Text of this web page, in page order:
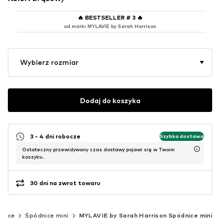
🔥 BESTSELLER # 3🔥
od marki MYLAVIE by Sarah Harrison
Wybierz rozmiar
Dodaj do koszyka
3 - 4 dni robocze Szybka dostawa
Ostateczny przewidywany czas dostawy pojawi się w Twoim
koszyku.
30 dni na zwrot towaru
Spódnice mini MYLAVIE by Sarah Harrison Spódnice mini